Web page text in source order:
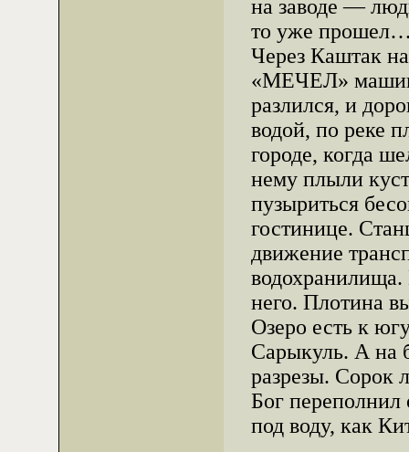
на заводе —
то уже
Через Каштак
«МЕЧЕЛ»
разлился, и
водой, по реке
городе, когда
нему плыли
пузыриться
гостинице.
движение
него. Плотина
Озеро есть к
Сарыкуль. А на
разрезы. Сорок
Бог переполнил
под воду, как